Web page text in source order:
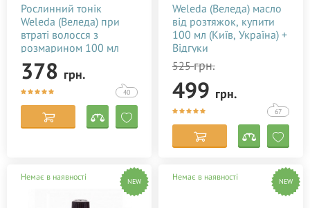
Keenwell
Kerastase
L'Erbolario
L'Oreal
LAINO
Madara
Mama Care
Рослинний тонік
Weleda (Веледа) при
втраті волосся з
розмарином 100 мл
378 грн.
40
Weleda (Веледа) масло
від розтяжок, купити
100 мл (Київ, Україна) +
Відгуки
525грн.
499 грн.
67
Немає в наявності NEW Немає в наявності NEW